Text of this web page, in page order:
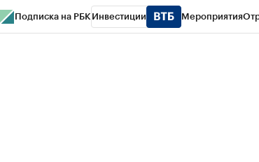
Подписка на РБК Инвестиции Мероприятия